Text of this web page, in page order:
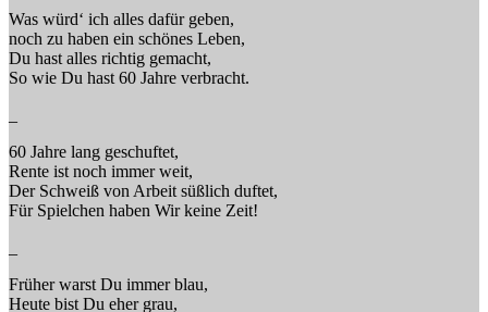
Was würd‘ ich alles dafür geben,
noch zu haben ein schönes Leben,
Du hast alles richtig gemacht,
So wie Du hast 60 Jahre verbracht.
60 Jahre lang geschuftet,
Rente ist noch immer weit,
Der Schweiß von Arbeit süßlich duftet,
Für Spielchen haben Wir keine Zeit!
Früher warst Du immer blau,
Heute bist Du eher grau,